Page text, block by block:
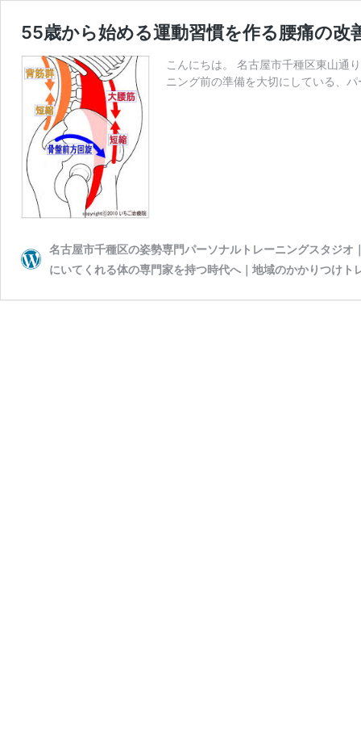
55歳から始める運動習慣を作る腰痛の
こんにちは。 名古屋市千種区東山通
ニング前の準備を大切にしている、
名古屋市千種区の姿勢専門パーソナルトレーニングスタジ
にいてくれる体の専門家を持つ時代へ｜地域のかかりつけト